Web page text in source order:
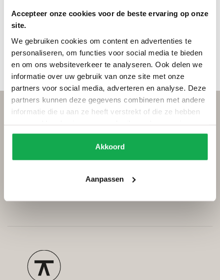
Accepteer onze cookies voor de beste ervaring op onze
site.
We gebruiken cookies om content en advertenties te
personaliseren, om functies voor social media te bieden
en om ons websiteverkeer te analyseren. Ook delen we
informatie over uw gebruik van onze site met onze
partners voor social media, adverteren en analyse. Deze
partners kunnen deze gegevens combineren met andere
informatie die u aan ze heeft verstrekt of die ze hebben
Akkoord
Aanpassen
2 Kleppen (120-
170) – Dudok
€350,00
4 Kleppen (250-
€200,00
298 reviews